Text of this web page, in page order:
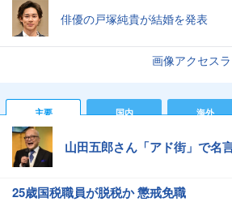
俳優の戸塚純貴が結婚を発表
画像アクセス
主要 国内 海外
山田五郎さん「アド街」で名
25歳国税職員が脱税か 懲戒免職